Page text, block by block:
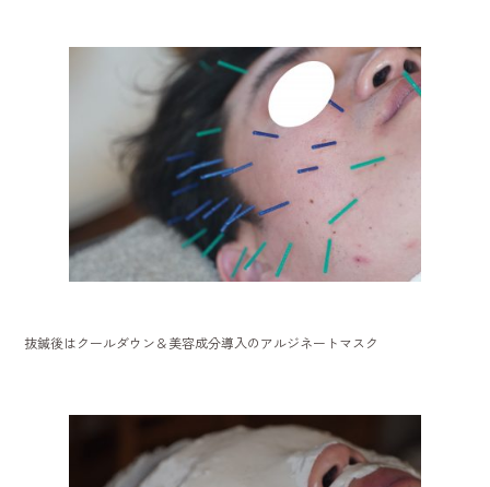
抜鍼後はクールダウン＆美容成分導入のアルジネートマスク